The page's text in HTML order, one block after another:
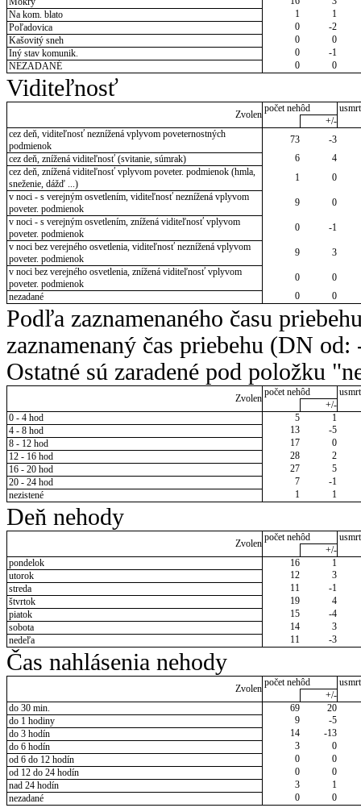
Na kom. blato
1
1
Poľadovica
0
-2
Kašovitý sneh
0
0
Iný stav komunik.
0
-1
NEZADANÉ
0 0
Viditeľnosť
Zvolen
počet nehôd
+/-
cez deň, viditeľnosť neznížená vplyvom poveternostných
podmienok
73
-3
cez deň, znížená viditeľnosť (svitanie, súmrak)
6
4
cez deň, znížená viditeľnosť vplyvom poveter. podmienok (hmla,
sneženie, dážď ...)
1
0
v noci - s verejným osvetlením, viditeľnosť neznížená vplyvom
poveter. podmienok
9
0
v noci - s verejným osvetlením, znížená viditeľnosť vplyvom
poveter. podmienok
0
-1
v noci bez verejného osvetlenia, viditeľnosť neznížená vplyvom
poveter. podmienok
9
3
v noci bez verejného osvetlenia, znížená viditeľnosť vplyvom
poveter. podmienok
0
0
nezadané
0 0
Podľa zaznamenaného času
zaznamenaný čas priebehu (DN
Ostatné sú zaradené pod položku
Zvolen
počet nehôd
+/-
0 - 4 hod
5
1
4 - 8 hod
13
-5
8 - 12 hod
17
0
12 - 16 hod
28
2
16 - 20 hod
27
5
20 - 24 hod
7
-1
nezistené
1 1
Deň nehody
Zvolen
počet nehôd
+/-
pondelok
16
1
utorok
12
3
streda
11
-1
štvrtok
19
4
piatok
15
-4
sobota
14
3
nedeľa
11 -3
Čas nahlásenia nehody
Zvolen
počet nehôd
+/-
do 30 min.
69
20
do 1 hodiny
9
-5
do 3 hodín
14
-13
do 6 hodín
3
0
od 6 do 12 hodín
0
0
od 12 do 24 hodín
0
0
nad 24 hodín
3
1
nezadané
0 0